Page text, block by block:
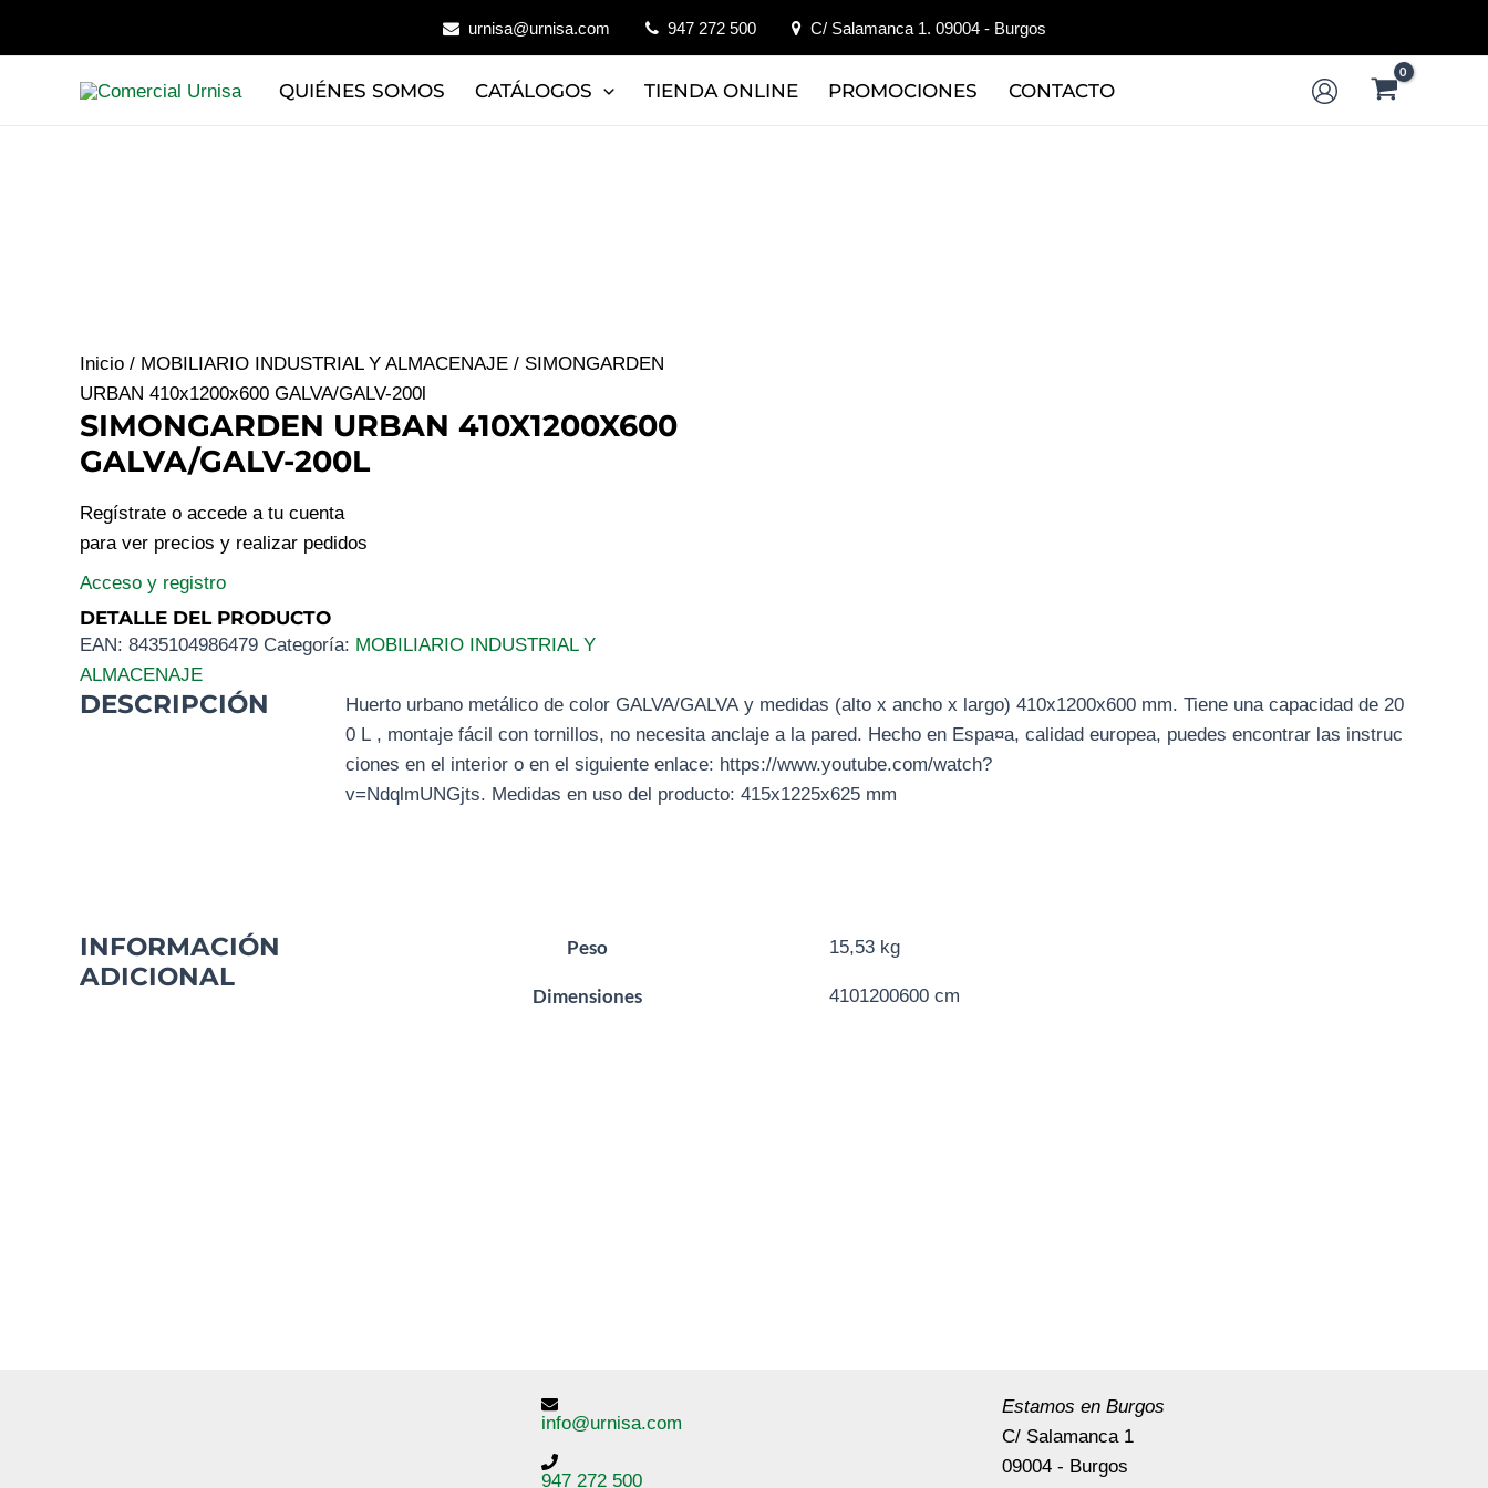
urnisa@urnisa.com 947 272 500 C/ Salamanca 1. 09004 - Burgos
QUIÉNES SOMOS CATÁLOGOS TIENDA ONLINE PROMOCIONES CONTACTO
Inicio / MOBILIARIO INDUSTRIAL Y ALMACENAJE / SIMONGARDEN
URBAN 410x1200x600 GALVA/GALV-200l
SIMONGARDEN URBAN 410X1200X600
GALVA/GALV-200L
Regístrate o accede a tu cuenta
para ver precios y realizar pedidos
Acceso y registro
DETALLE DEL PRODUCTO
EAN: 8435104986479 Categoría: MOBILIARIO INDUSTRIAL Y
ALMACENAJE
DESCRIPCIÓN
Huerto urbano metálico de color GALVA/GALVA y medidas (alto x ancho x largo) 410x1200x600 mm. Tiene una capacidad de 20
0 L , montaje fácil con tornillos, no necesita anclaje a la pared. Hecho en Espa¤a, calidad europea, puedes encontrar las instruc
ciones en el interior o en el siguiente enlace: https://www.youtube.com/watch?
v=NdqlmUNGjts. Medidas en uso del producto: 415x1225x625 mm
INFORMACIÓN
ADICIONAL
Peso 15,53 kg
Dimensiones 4101200600 cm
info@urnisa.com
947 272 500
Estamos en Burgos
C/ Salamanca 1
09004 - Burgos